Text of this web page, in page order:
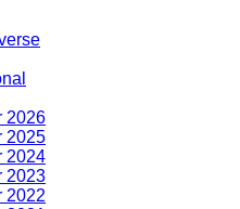
2026
2025
2024
2023
2022